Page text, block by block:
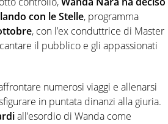
con le Stelle, programma
, con l’ex conduttrice di Master
il pubblico e gli appassionati
numerosi viaggi e allenarsi
in puntata dinanzi alla giuria.
all’esordio di Wanda come